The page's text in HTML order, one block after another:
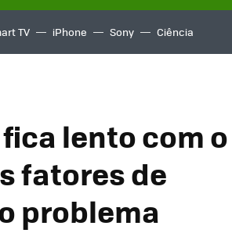
TV iPhone Sony Ciência
lento com o
fatores de
problema